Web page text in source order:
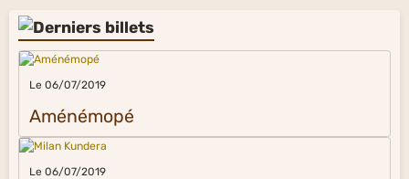
Le 06/07/2019
Aménémopé
Le 06/07/2019